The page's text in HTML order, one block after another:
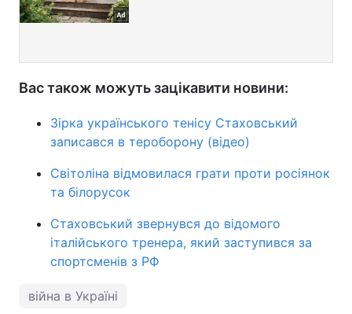
Вас також можуть зацікавити новини:
Зірка українського тенісу Стаховський
записався в тероборону (відео)
Світоліна відмовилася грати проти росіянок
та білорусок
Стаховський звернувся до відомого
італійського тренера, який заступився за
спортсменів з РФ
війна в Україні